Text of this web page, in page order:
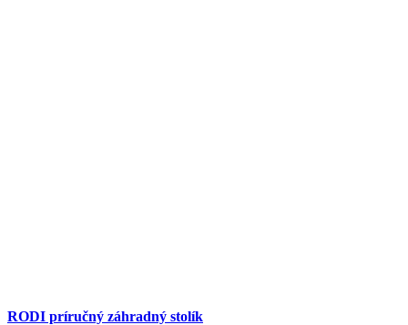
RODI príručný záhradný stolík